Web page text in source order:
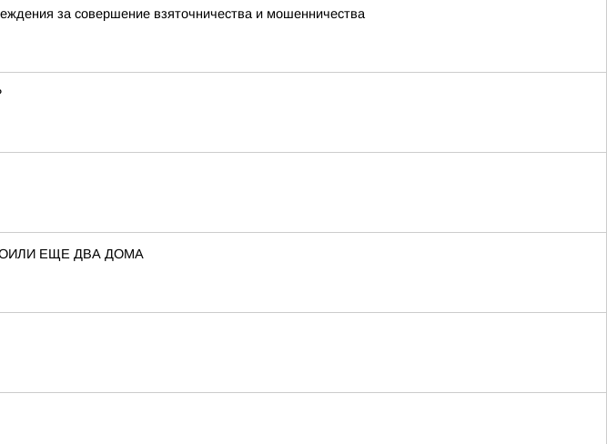
за совершение взяточничества и мошенничества
ЕЩЕ ДВА ДОМА